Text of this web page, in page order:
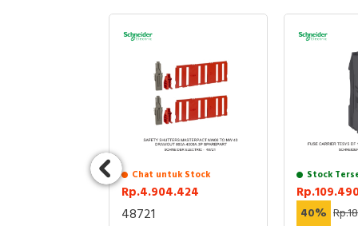
Chat untuk Stock
Rp.4.904.424
48721
Stock
40%